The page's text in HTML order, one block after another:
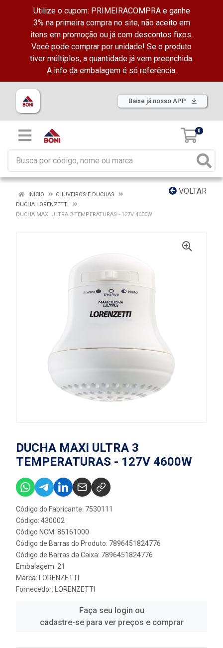
Utilize o cupom: PRIMEIRACOMPRA e ganhe
3% na primeira compra no site, não aceito em
itens em promoção ou já com descontos fixos.
Você pode comprar por unidade! Se o produto
tiver múltiplos, a quantidade já vem preenchida.
A info da embalagem é só referência.
Baixe já nosso APP
0
VOLTAR
INÍCIO
CHUVEIROS E DUCHAS
DUCHA LORENZETTI
DUCHA MAXI ULTRA 3 TEMPERATURAS - 127V 4600W
DUCHA MAXI ULTRA 3
TEMPERATURAS - 127V 4600W
Código do Fabricante: 7530111
Código: 430002
Código NCM: 85161000
Código de Barras do Produto: 7896451824776
Código de Barras da Caixa: 7896451824776
Embalagem: 21
Marca:
LORENZETTI
Fornecedor:
LORENZETTI
Faça seu login ou
cadastre-se para ver preços e comprar